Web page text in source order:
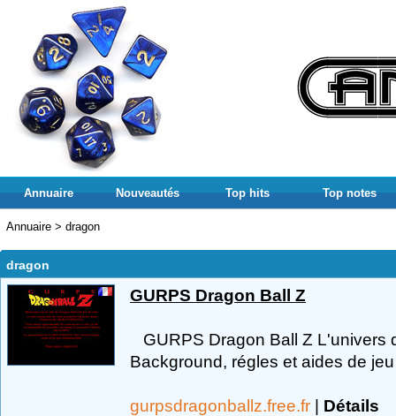
Annuaire Nouveautés Top hits Top notes
Annuaire > dragon
dragon
GURPS Dragon Ball Z
GURPS Dragon Ball Z L'univers
Background, régles et aides de
gurpsdragonballz.free.fr | Détails